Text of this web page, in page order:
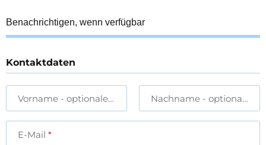
Benachrichtigen, wenn verfügbar
Kontaktdaten
Vorname - optionale Angabe Nachname - optionale
E-Mail